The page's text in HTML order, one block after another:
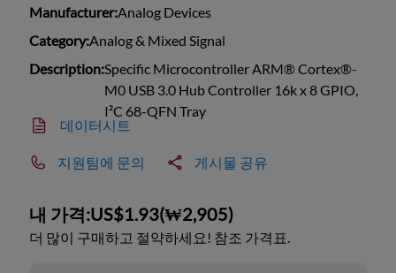
Manufacturer:Analog Devices
Category:Analog & Mixed Signal
Description:Specific Microcontroller ARM® Cortex®-
M0 USB 3.0 Hub Controller 16k x 8 GPIO,
I²C 68-QFN Tray
데이터시트
지원팀에 문의 게시물 공유
내 가격:US$1.93(₩2,905)
더 많이 구매하고 절약하세요! 참조 가격표.